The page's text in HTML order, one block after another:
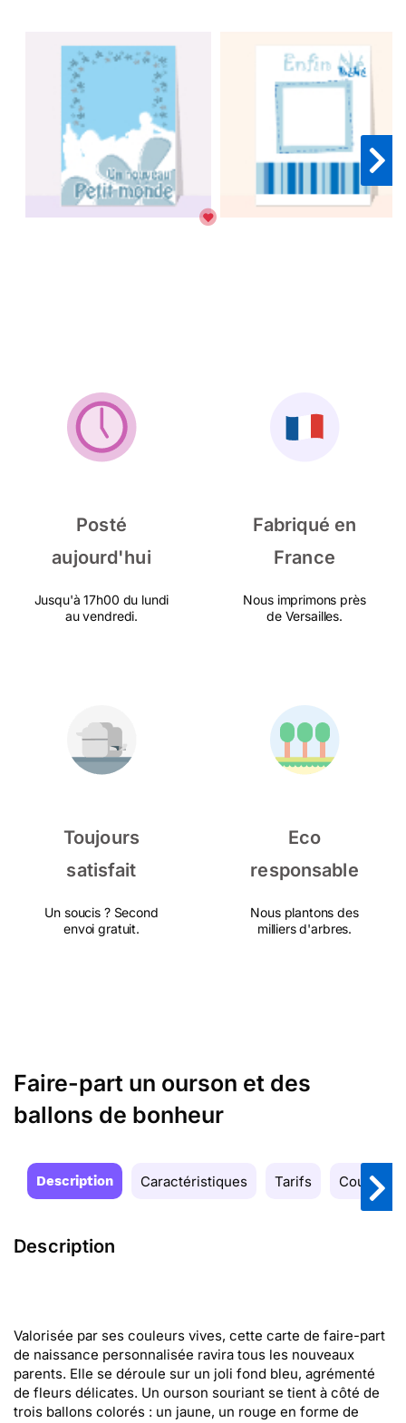
Posté
aujourd'hui
Jusqu'à 17h00 du lundi
au vendredi.
Fabriqué en
France
Nous imprimons près
de Versailles.
Toujours
satisfait
Un soucis ? Second
envoi gratuit.
Eco
responsable
Nous plantons des
milliers d'arbres.
Faire-part un ourson et des
ballons de bonheur
Description Caractéristiques Tarifs Couleurs
Description
Valorisée par ses couleurs vives, cette carte de faire-part
de naissance personnalisée ravira tous les nouveaux
parents. Elle se déroule sur un joli fond bleu, agrémenté
de fleurs délicates. Un ourson souriant se tient à côté de
trois ballons colorés : un jaune, un rouge en forme de